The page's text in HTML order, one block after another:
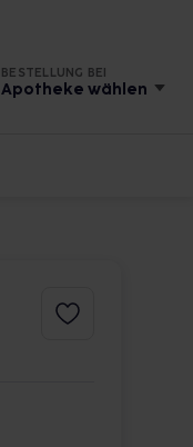
BESTELLUNG BEI
Apotheke wählen